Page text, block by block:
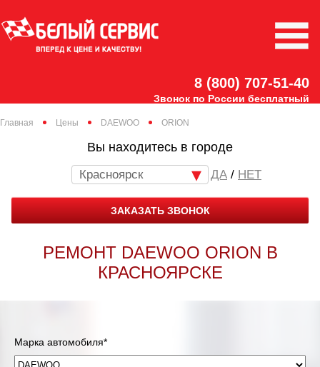
8 (800) 707-51-40
Звонок по России бесплатный
Главная Цены DAEWOO ORION
Вы находитесь в городе
Красноярск / НЕТ
ЗАКАЗАТЬ ЗВОНОК
РЕМОНТ DAEWOO ORION В
КРАСНОЯРСКЕ
Марка автомобиля*